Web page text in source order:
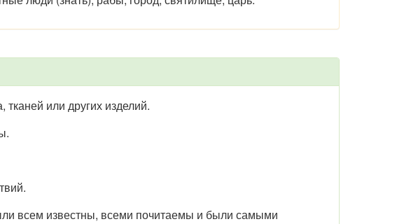
тканей или других изделий.
всем известны, всеми почитаемы и были самыми